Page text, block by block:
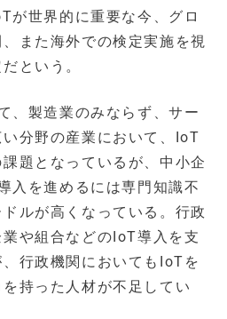
が世界的に重要な今、グロ
また海外での検定実施を視
という。
、製造業のみならず、サー
分野の産業において、IoT
題となっているが、中小企
入を進めるには専門知識不
ルが高くなっている。行政
や組合などのIoT導入を支
行政機関においてもIoTを
持った人材が不足してい